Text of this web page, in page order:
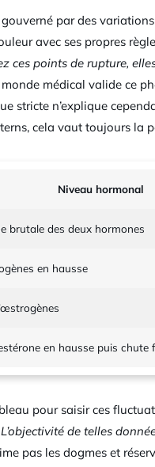
par des variations
avec ses propres
ces points de rupture,
monde médical valide ce
stricte n’explique
cela vaut toujours la
Niveau hormonal
brutale des deux hormones
en hausse
en hausse puis chute
pour saisir ces
L’objectivité de telles
pas les dogmes et